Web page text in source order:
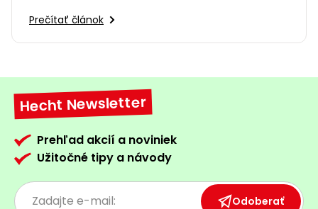
Prečítať článok
Hecht Newsletter
Prehľad akcií a noviniek
Užitočné tipy a návody
Odoberať